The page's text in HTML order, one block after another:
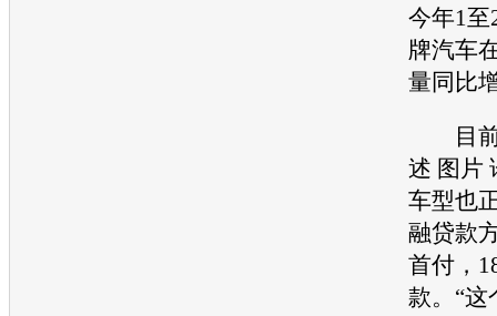
今年1至
牌汽车
量同比
目前
述 图片
车型也
融贷款
首付，
款。“这